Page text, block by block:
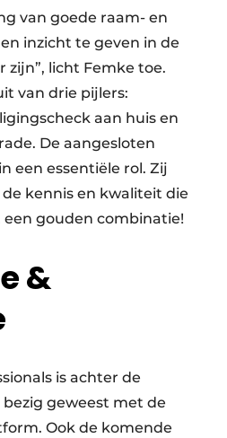
van goede raam- en
inzicht te geven in de
zijn”, licht Femke toe.
van drie pijlers:
aan huis en
De aangesloten
een essentiële rol. Zij
kennis en kwaliteit die
een gouden combinatie!
&
is achter de
geweest met de
Ook de komende